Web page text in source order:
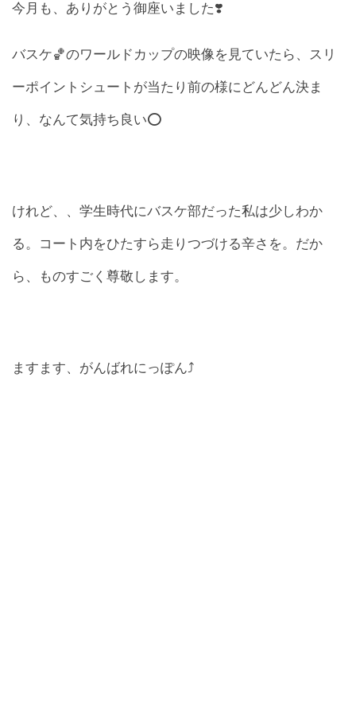
今月も、ありがとう御座いました❣️
バスケ🏀のワールドカップの映像を見ていたら、スリ
ーポイントシュートが当たり前の様にどんどん決ま
り、なんて気持ち良い⭕️
けれど、、学生時代にバスケ部だった私は少しわか
る。コート内をひたすら走りつづける辛さを。だか
ら、ものすごく尊敬します。
ますます、がんばれにっぽん⤴️